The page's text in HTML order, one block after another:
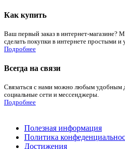
Как купить
Ваш первый заказ в интернет-магазине?
сделать покупки в интернете простыми
Подробнее
Всегда на связи
Связаться с нами можно любым удобным
социальные сети и мессенджеры.
Подробнее
Полезная информация
Политика
Достижения